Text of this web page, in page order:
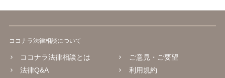
ココナラ法律相談について
ココナラ法律相談とは
法律Q&A
ご意見・ご要望
利用規約